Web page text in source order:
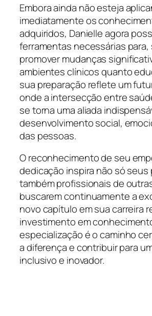
Embora ainda não esteja
imediatamente os
adquiridos, Danielle agora
ferramentas necessárias para,
promover mudanças
ambientes clínicos quanto
sua preparação reflete um
onde a intersecção entre
se torna uma aliada
desenvolvimento social,
das pessoas.
O reconhecimento de seu
dedicação inspira não só seus
também profissionais de
buscarem continuamente a
novo capítulo em sua carreira
investimento em
especialização é o caminho
a diferença e contribuir para
inclusivo e inovador.